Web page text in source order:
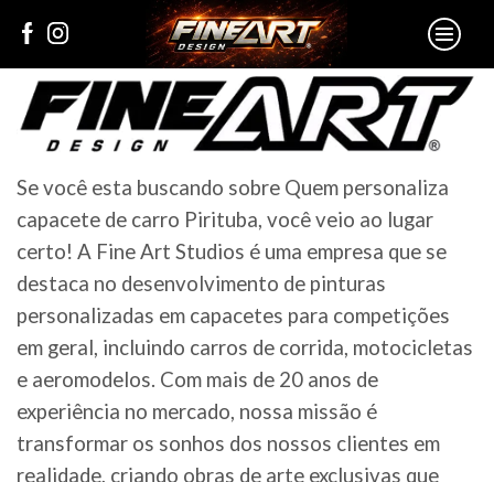
Se você esta buscando sobre Quem personaliza
capacete de carro Pirituba, você veio ao lugar
certo! A Fine Art Studios é uma empresa que se
destaca no desenvolvimento de pinturas
personalizadas em capacetes para competições
em geral, incluindo carros de corrida, motocicletas
e aeromodelos. Com mais de 20 anos de
experiência no mercado, nossa missão é
transformar os sonhos dos nossos clientes em
realidade, criando obras de arte exclusivas que